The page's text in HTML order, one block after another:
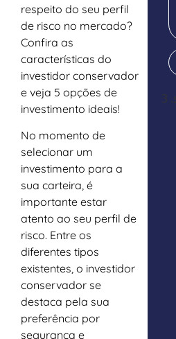
respeito do seu perfil
de risco no mercado?
Confira as
características do
investidor conservador
e veja 5 opções de
investimento ideais!
No momento de
selecionar um
investimento para a
sua carteira, é
importante estar
atento ao seu perfil de
risco. Entre os
diferentes tipos
existentes, o investidor
conservador se
destaca pela sua
preferência por
segurança e